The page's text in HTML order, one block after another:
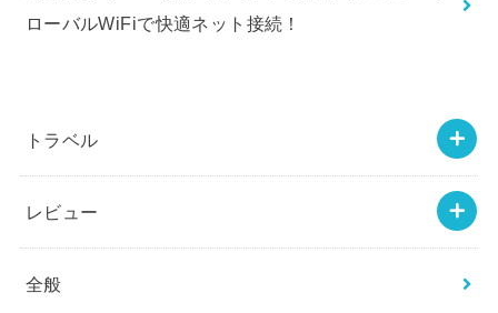
ローバルWiFiで快適ネット接続！
トラベル
レビュー
全般